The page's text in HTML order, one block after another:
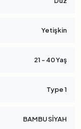
Yetişkin
21 - 40 Yaş
Type 1
BAMBU SİYAH